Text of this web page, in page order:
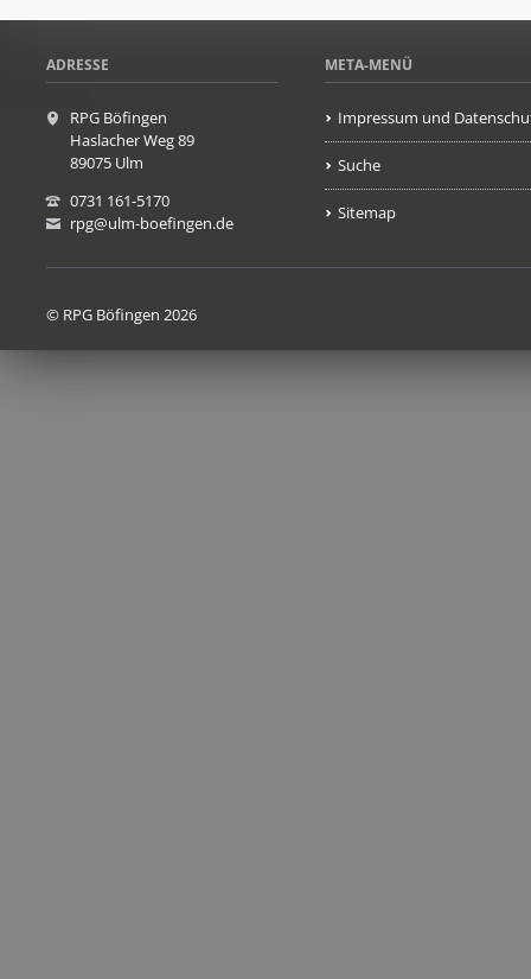
ADRESSE
RPG Böfingen
Haslacher Weg 89
89075 Ulm
0731 161-5170
rpg@ulm-boefingen.de
META-MENÜ
Impressum und
Suche
Sitemap
© RPG Böfingen 2026